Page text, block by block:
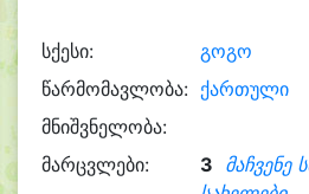
სქესი:
გოგო
წარმომავლობა: ქართული
მნიშვნელობა:
მარცვლები:
3 მაჩვენე